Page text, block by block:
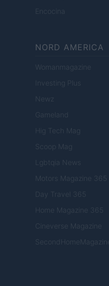
Encocina
NORD AMERICA
Womanmagazine
Investing Plus
Newz
Gameland
Hig Tech Mag
Scoop Mag
Lgbtqia News
Motors Magazine 365
Day Travel 365
Home Magazine 365
Cineverse Magazine
SecondHomeMagazine